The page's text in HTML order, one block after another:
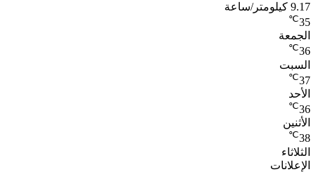
9.17 كيلومتر/ساعة
35
℃
الجمعة
36
℃
السبت
37
℃
الأحد
36
℃
الأثنين
38
℃
الثلاثاء
الإعلانات